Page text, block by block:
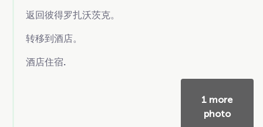
返回彼得罗扎沃茨克。
转移到酒店。
酒店住宿.
1 more
photo